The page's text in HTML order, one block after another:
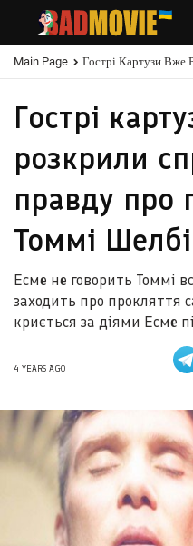
Main Page Гострі Картузи Вже
Гострі
розкрили
правду про
Томмі Шелбі
Есме не говорить Томмі
заходить про прокляття
криється за діями Есме
4 YEARS AGO